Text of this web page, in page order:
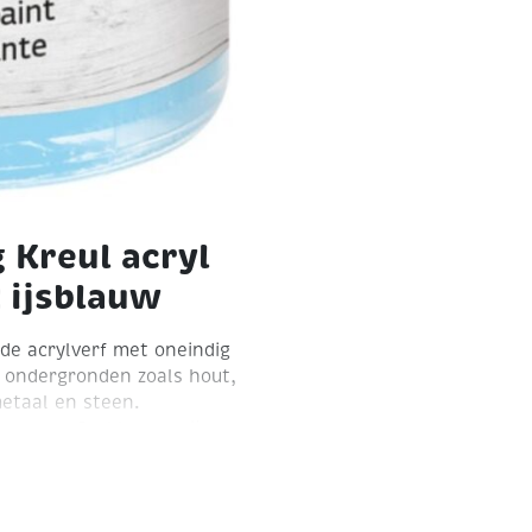
Kreul acryl
ijsblauw
acrylverf met oneindig
zoals hout,
en steen.
zodat de werkstukken